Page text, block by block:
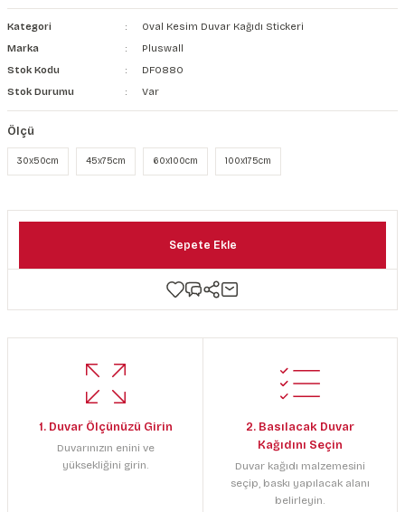
Duvar Kanvası
Kategori
Oval Kesim Duvar Kağıdı Stickeri
Marka
Pluswall
Stok Kodu
DF0880
Stok Durumu
Var
Ölçü
30x50cm 45x75cm 60x100cm 100x175cm
Sepete Ekle
1. Duvar Ölçünüzü Girin
Duvarınızın enini ve
yüksekliğini girin.
2. Basılacak Duvar
Kağıdını Seçin
Duvar kağıdı malzemesini
seçip, baskı yapılacak alanı
belirleyin.